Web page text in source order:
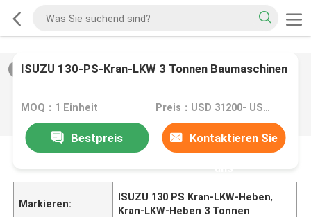
/0
ISUZU 130-PS-Kran-LKW 3 Tonnen Baumaschinen
MOQ：1 Einheit Preis：USD 31200- USD 39200/ UNIT
Bestpreis Kontaktieren Sie
PRODUKT-BESCHREIBUNG
Markieren:
ISUZU 130 PS Kran-LKW-Heben,
Kran-LKW-Heben 3 Tonnen